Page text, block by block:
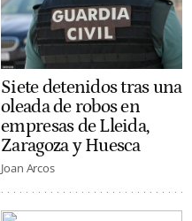
Siete detenidos tras una
oleada de robos en
empresas de Lleida,
Zaragoza y Huesca
Joan Arcos